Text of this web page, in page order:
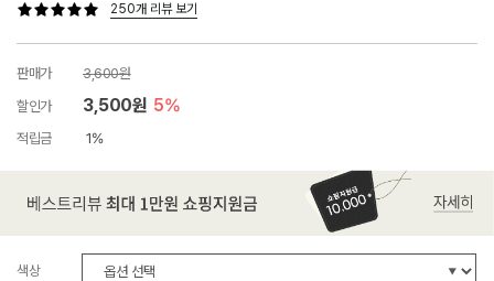
250개 리뷰 보기
판매가
3,600원
할인가
3,500원 5%
적립금 1%
색상